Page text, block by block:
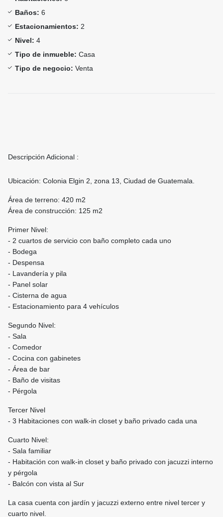
Baños: 6
Estacionamientos: 2
Nivel: 4
Tipo de inmueble: Casa
Tipo de negocio: Venta
Descripción Adicional :
Ubicación: Colonia Elgin 2, zona 13, Ciudad de Guatemala.
Área de terreno: 420 m2
Área de construcción: 125 m2
Primer Nivel:
- ⁠2 cuartos de servicio con baño completo cada uno
- ⁠Bodega
- ⁠Despensa
- ⁠Lavandería y pila
- ⁠Panel solar
- ⁠Cisterna de agua
- Estacionamiento para 4 vehículos
Segundo Nivel:
- Sala
- ⁠Comedor
- ⁠Cocina con gabinetes
- ⁠Área de bar
- ⁠Baño de visitas
- ⁠Pérgola
Tercer Nivel
- ⁠3 Habitaciones con walk-in closet y baño privado cada una
Cuarto Nivel:
- Sala familiar
- Habitación con walk-in closet y baño privado con jacuzzi interno
y pérgola
- Balcón con vista al Sur
La casa cuenta con jardín y jacuzzi externo entre nivel tercer y
cuarto nivel.